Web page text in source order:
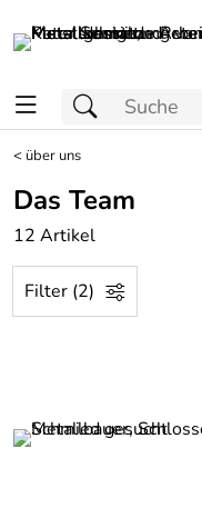
< über uns
Das Team
12 Artikel
Filter (2)